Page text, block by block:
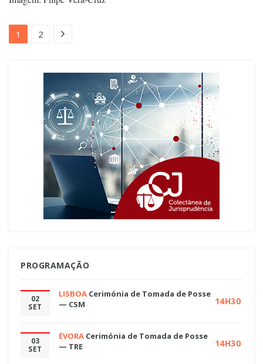
1 2
PROGRAMAÇÃO
02
SET
LISBOA Cerimónia de Tomada de Posse
— CSM
14H30
03
SET
ÉVORA Cerimónia de Tomada de Posse
— TRE
14H30